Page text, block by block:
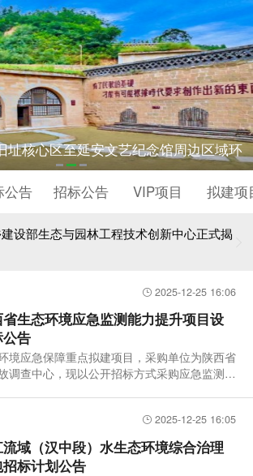
址核心区至延安文艺纪念馆周边区域环
公告 招标公告 VIP项目 拟建项
反弹被中央生态环保督察点名
设部生态与园林工程技术创新中心正式揭
监测专业技术人员大比武决赛在西安开赛
2025-12-25 16:06
生态环境应急监测能力提升项目设
告
境应急保障重点拟建项目，采购单位为陕西省
调查中心，现以公开招标方式采购应急监测设
2025-12-25 16:05
域（汉中段）水生态环境综合治理
标计划公告